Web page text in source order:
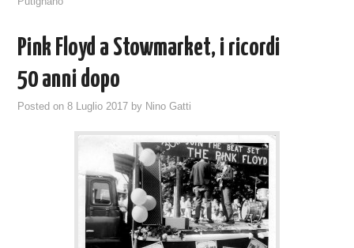
POLICY/COOKIES
Pink Floyd a Stowmarket, i ricordi
50 anni dopo
Posted on8 Luglio 2017 by Nino Gatti